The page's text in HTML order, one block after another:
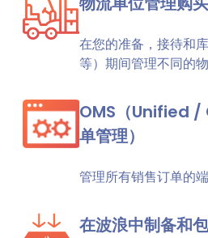
在您的准备，接待和
等）期间管理不同的
OMS（Unified
单管理）
管理所有销售订单的
在波浪中制备和